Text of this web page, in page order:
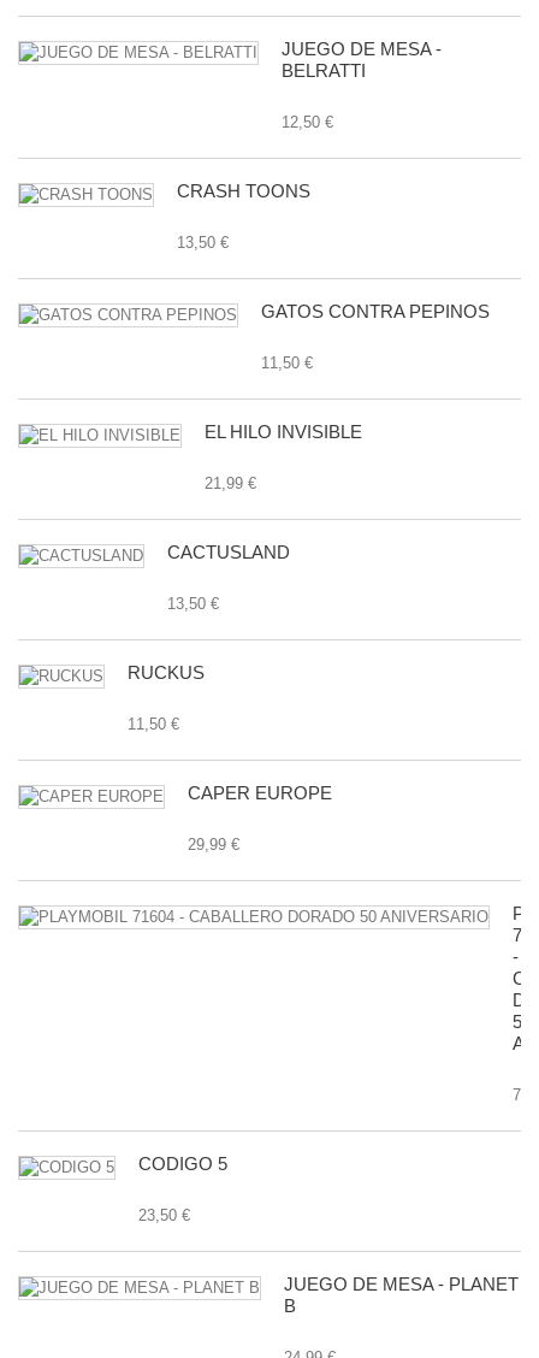
JUEGO DE MESA -
BELRATTI
12,50 €
CRASH TOONS
13,50 €
GATOS CONTRA PEPINOS
11,50 €
EL HILO INVISIBLE
21,99 €
CACTUSLAND
13,50 €
RUCKUS
11,50 €
CAPER EUROPE
29,99 €
-
50
CODIGO 5
23,50 €
JUEGO DE MESA - PLANET
B